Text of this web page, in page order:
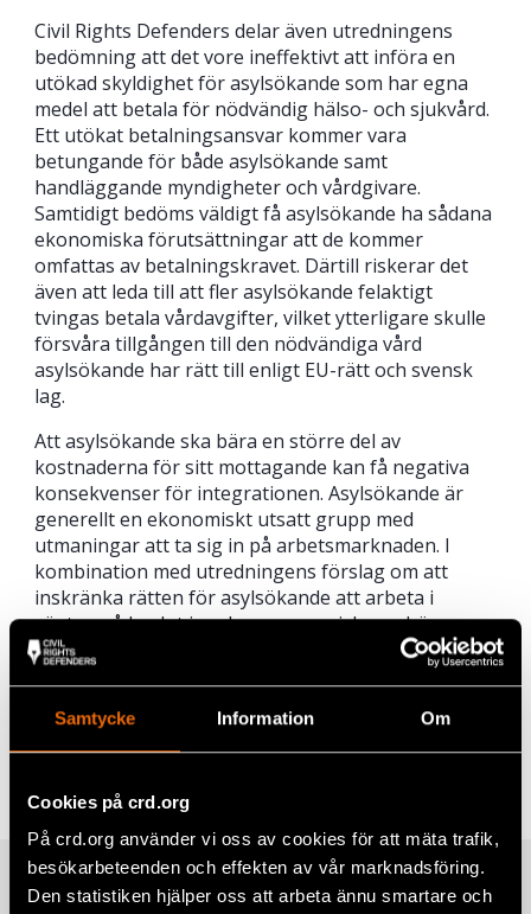
Samtycke Information Om
Cookies på crd.org
På crd.org använder vi oss av cookies för att mäta trafik,
besökarbeteenden och effekten av vår marknadsföring.
Den statistiken hjälper oss att arbeta ännu smartare och
Civil Rights Defenders delar även utredningens
bedömning att det vore ineffektivt att införa en
utökad skyldighet för asylsökande som har egna
medel att betala för nödvändig hälso- och sjukvård.
Ett utökat betalningsansvar kommer vara
betungande för både asylsökande samt
handläggande myndigheter och vårdgivare.
Samtidigt bedöms väldigt få asylsökande ha sådana
ekonomiska förutsättningar att de kommer
omfattas av betalningskravet. Därtill riskerar det
även att leda till att fler asylsökande felaktigt
tvingas betala vårdavgifter, vilket ytterligare skulle
försvåra tillgången till den nödvändiga vård
asylsökande har rätt till enligt EU-rätt och svensk
lag.
Att asylsökande ska bära en större del av
kostnaderna för sitt mottagande kan få negativa
konsekvenser för integrationen. Asylsökande är
generellt en ekonomiskt utsatt grupp med
utmaningar att ta sig in på arbetsmarknaden. I
kombination med utredningens förslag om att
inskränka rätten för asylsökande att arbeta i
väntan på beslut i asylprocessen riskerar högre
krav på betalningsansvar att göra det ännu svårare
Senast uppdaterad: 2024-12-19
Dela
Facebook
Twitter
Relaterade artiklar